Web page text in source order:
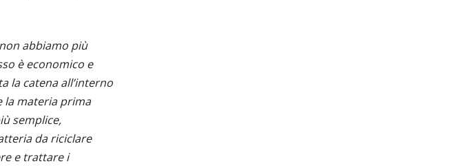
abbiamo più
è economico e
la catena all’interno
la materia prima
semplice,
da riciclare
e trattare i